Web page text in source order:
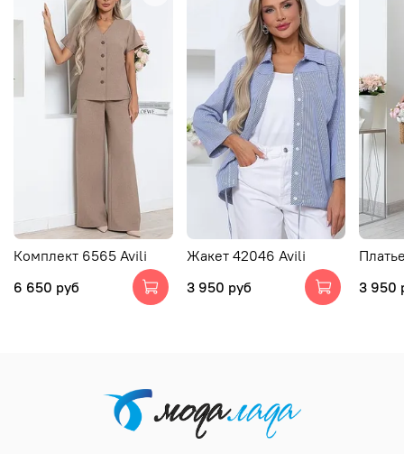
Комплект 6565 Avili
6 650 руб
Жакет 42046 Avili
3 950 руб
3 950